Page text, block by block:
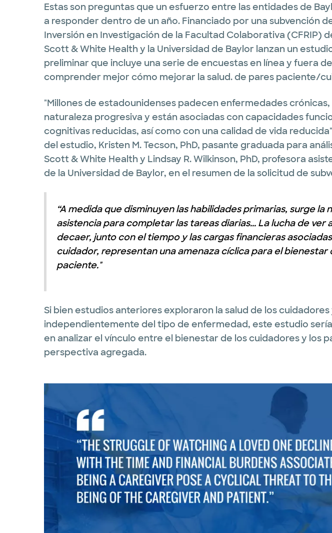
Estas son preguntas que un esfuerzo entre las entidades de
a responder dentro de un año. Financiado por una subvención
Inversión en Investigación de la Facultad Colaborativa (CFRIP)
Scott & White Health y la Universidad de Baylor lanzan un
preliminar que incluye una serie de encuestas en línea y fuera
comprender mejor cómo mejorar la salud. de pares paciente/
"Millones de estadounidenses padecen enfermedades
naturaleza progresiva y están asociadas con capacidades
cognitivas reducidas, así como con una calidad de vida
del estudio, Kristen M. Tecson, PhD, pasante graduada para
Scott & White Health y Lindsay R. Wilkinson, PhD, profesora
de la Universidad de Baylor, en el resumen de la solicitud de
“A medida que disminuyen las habilidades primarias, surge la
asistencia para completar las tareas diarias... La lucha de ver
decaer, junto con el tiempo y las cargas financieras
cuidador, representan una amenaza cíclica para el bienestar
paciente."
Si bien estudios anteriores exploraron la salud de los
independientemente del tipo de enfermedad, este estudio
en analizar el vínculo entre el bienestar de los cuidadores y los
perspectiva agregada.